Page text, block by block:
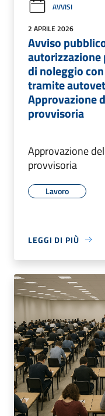
AVVISI
2 APRILE 2026
Avviso
autorizzazione
di noleggio
tramite
Approvazione
provvisoria
Approvazione
provvisoria
Lavoro
LEGGI DI PIÙ